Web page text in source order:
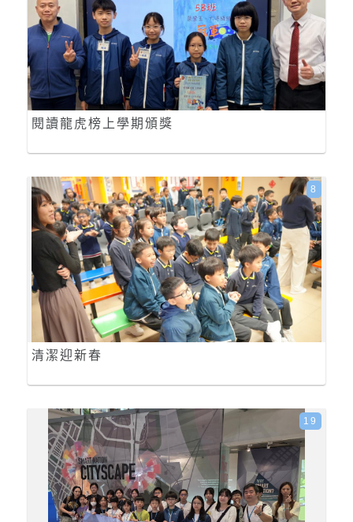
閱讀龍虎榜上學期頒獎
清潔迎新春
8
19